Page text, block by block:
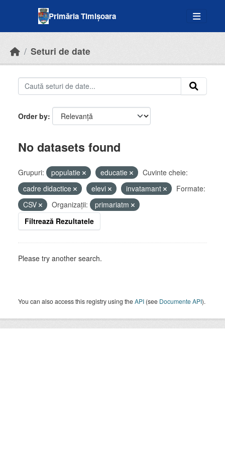
Primăria Timișoara
Seturi de date
Order by
No datasets found
Grupuri: populatie educatie
Cuvinte cheie:
cadre didactice
elevi invatamant
Formate:
CSV
Organizații:
primariatm
Filtrează Rezultatele
Please try another search.
You can also access this registry using theAPI (see Documente API).